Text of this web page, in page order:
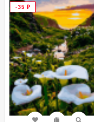
-35 ₽